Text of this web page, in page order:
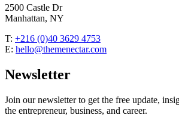
2500 Castle Dr
Manhattan, NY
T: +216 (0)40 3629 4753
E: hello@themenectar.com
Newsletter
Join our newsletter to get the free update,
the entrepreneur, business, and career.